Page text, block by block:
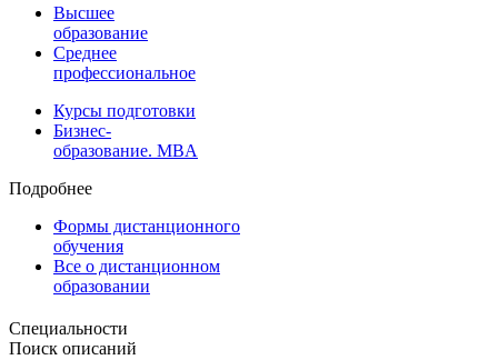
Высшее
образование
Среднее
профессиональное
Курсы подготовки
Бизнес-
образование. MBA
Подробнее
Формы дистанционного
обучения
Все о дистанционном
образовании
Специальности
Поиск описаний